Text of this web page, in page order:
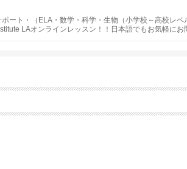
ート・（ELA・数学・科学・生物（小学校～高校レ
LAオンラインレッスン！！日本語でもお気軽にお